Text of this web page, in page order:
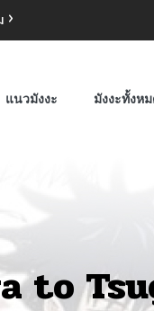
แนวมังงะ มังงะทั้งห
to